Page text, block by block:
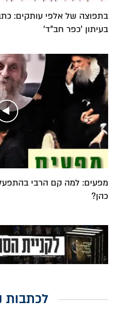
בתפוצה של אלפי עותקים:
בעיתון 'כפר חב"ד'
מפעים: למה קם הרבי
כהן?
לכתבות